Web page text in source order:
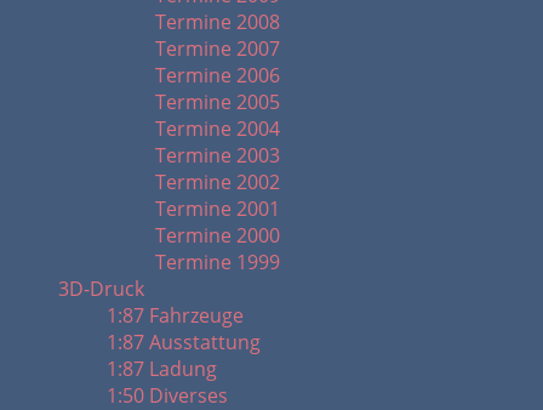
Termine 2008
Termine 2007
Termine 2006
Termine 2005
Termine 2004
Termine 2003
Termine 2002
Termine 2001
Termine 2000
Termine 1999
3D-Druck
1:87 Fahrzeuge
1:87 Ausstattung
1:87 Ladung
1:50 Diverses